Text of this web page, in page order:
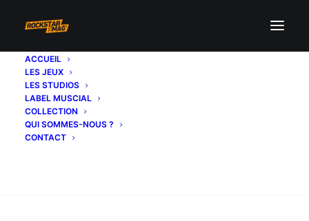
ACCUEIL
LES JEUX
LES STUDIOS
LABEL MUSCIAL
COLLECTION
QUI SOMMES-NOUS ?
CONTACT